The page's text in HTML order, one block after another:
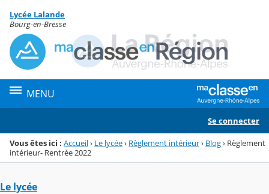
Menu de la rubrique
Contenu
Lycée Lalande
Bourg-en-Bresse
MENU
Se connecter
Vous êtes ici : Accueil› Le lycée› Règlement intérieur› Blog› Règlement
intérieur- Rentrée 2022
Le lycée